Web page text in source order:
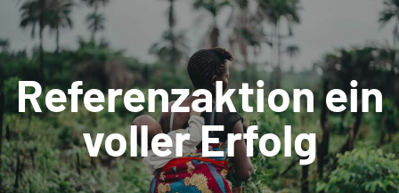
Referenzaktion ein
voller Erfolg